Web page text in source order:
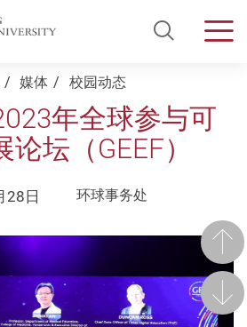
Open
媒体 校园动态
年全球参与可
坛（GEEF）
28日 环球事务处
前
后一